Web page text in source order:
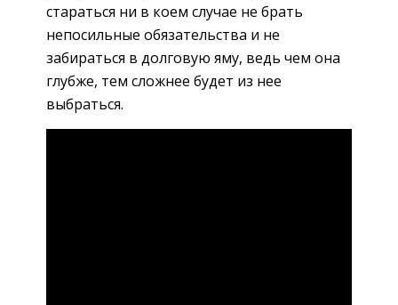
стараться ни в коем случае не брать
непосильные обязательства и не
забираться в долговую яму, ведь чем она
глубже, тем сложнее будет из нее
выбраться.